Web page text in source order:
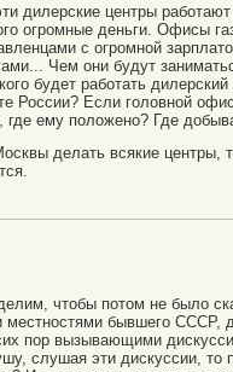
дилерские центры
огромные деньги. Офисы
с огромной
Чем они будут
будет работать
России? Если головной
где ему положено? Где
делать всякие центры,
чтобы потом не было
местностями бывшего СССР,
пор вызывающими
слушая эти дискуссии, то